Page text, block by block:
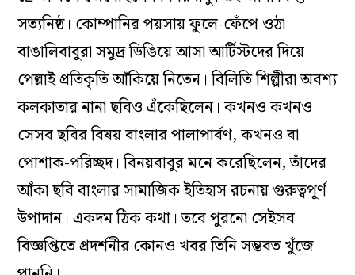
সত্যনিষ্ঠ। কোম্পানির পয়সায় ফুলে-ফেঁপে ওঠা
বাঙালিবাবুরা সমুদ্র ডিঙিয়ে আসা আর্টিস্টদের দিয়ে
পেল্লাই প্রতিকৃতি আঁকিয়ে নিতেন। বিলিতি শিল্পীরা অবশ্য
কলকাতার নানা ছবিও এঁকেছিলেন। কখনও কখনও
সেসব ছবির বিষয় বাংলার পালাপার্বণ, কখনও বা
পোশাক-পরিচ্ছদ। বিনয়বাবুর মনে করেছিলেন, তাঁদের
আঁকা ছবি বাংলার সামাজিক ইতিহাস রচনায় গুরুত্বপূর্ণ
উপাদান। একদম ঠিক কথা। তবে পুরনো সেইসব
বিজ্ঞপ্তিতে প্রদর্শনীর কোনও খবর তিনি সম্ভবত খুঁজে